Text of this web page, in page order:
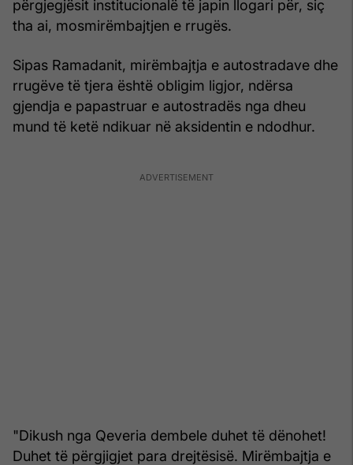
përgjegjësit institucionalë të japin llogari për, siç
tha ai, mosmirëmbajtjen e rrugës.
Sipas Ramadanit, mirëmbajtja e autostradave dhe
rrugëve të tjera është obligim ligjor, ndërsa
gjendja e papastruar e autostradës nga dheu
mund të ketë ndikuar në aksidentin e ndodhur.
"Dikush nga Qeveria dembele duhet të dënohet!
Duhet të përgjigjet para drejtësisë. Mirëmbajtja e